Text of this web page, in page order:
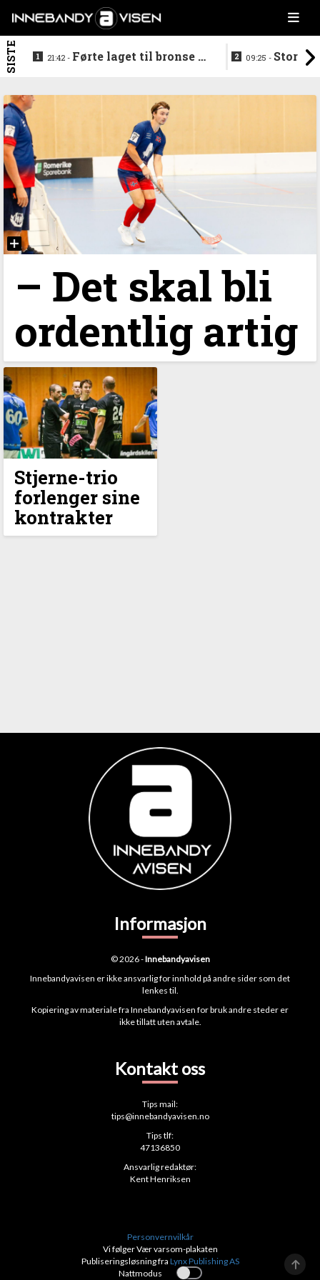
SISTE 21:42 - Førte laget til bronse -
09:25 -
–⁠ Det skal bli
ordentlig artig
Stjerne-trio
forlenger sine
kontrakter
Informasjon
© 2026 -Innebandyavisen
Innebandyavisen er ikke ansvarlig for innhold på andre sider som det
lenkes til.
Kopiering av materiale fra Innebandyavisen for bruk andre steder er
ikke tillatt uten avtale.
Kontakt oss
Tips mail:
tips@innebandyavisen.no
Tips tlf:
47136850
Ansvarlig redaktør:
Kent Henriksen
Personvernvilkår
Vi følger Vær varsom-plakaten
Publiseringsløsning fra Lynx Publishing AS
Nattmodus